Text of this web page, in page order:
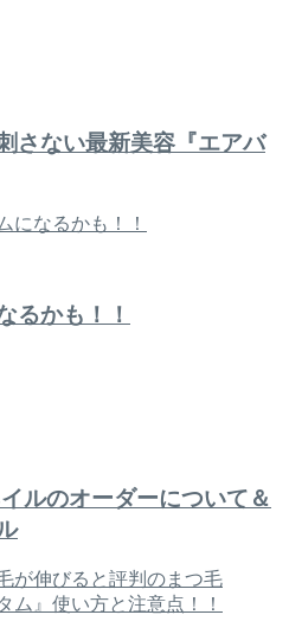
さない最新美容『エアバ
るかも！！
ルのオーダーについて＆